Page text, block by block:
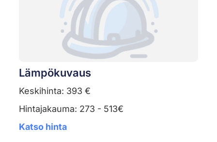
Lämpökuvaus
Keskihinta: 393 €
Hintajakauma: 273 - 513€
Katso hinta